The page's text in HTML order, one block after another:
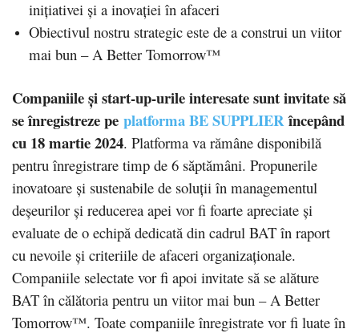
inițiativei și a inovației în afaceri
Obiectivul nostru strategic este de a construi un viitor
mai bun – A Better Tomorrow™
Companiile și start-up-urile interesate sunt invitate să
se înregistreze pe platforma BE SUPPLIERîncepând
cu 18 martie 2024. Platforma va rămâne disponibilă
pentru înregistrare timp de 6 săptămâni. Propunerile
inovatoare și sustenabile de soluții în managementul
deșeurilor și reducerea apei vor fi foarte apreciate și
evaluate de o echipă dedicată din cadrul BAT în raport
cu nevoile și criteriile de afaceri organizaționale.
Companiile selectate vor fi apoi invitate să se alăture
BAT în călătoria pentru un viitor mai bun – A Better
Tomorrow™. Toate companiile înregistrate vor fi luate în